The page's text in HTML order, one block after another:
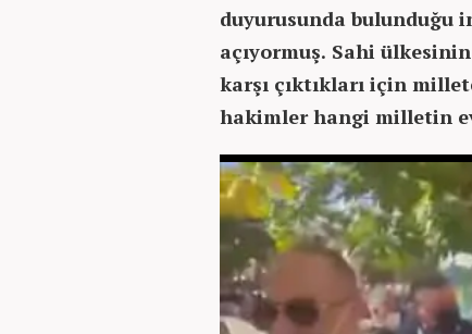
duyurusunda bulunduğu
açıyormuş. Sahi
karşı çıktıkları için
hakimler hangi milletin